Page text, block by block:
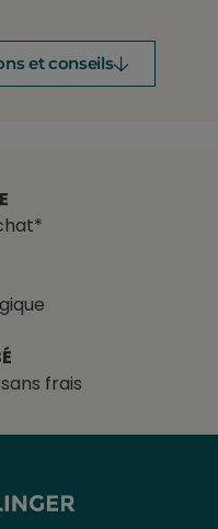
et conseils
frais